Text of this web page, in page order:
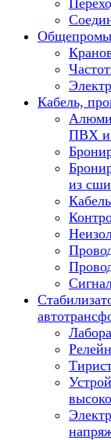
Кабель,
ПВХ
из